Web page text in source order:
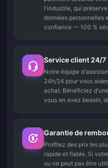
l'industrie, qui
données personnelles
confiance — 100 %
Service client 24/7
Notre équipe
24h/24 pour vous
achat. Bénéficiez
vous en avez besoin,
Garantie de
Profitez des prix les
rapide et fiable. Si
ou ne peut pas être